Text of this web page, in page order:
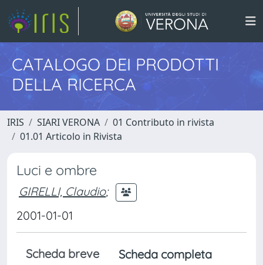
CATALOGO DEI PRODOTTI
DELLA RICERCA
IRIS SIARI VERONA
01 Contributo in rivista
01.01 Articolo in Rivista
Luci e ombre
GIRELLI, Claudio;
2001-01-01
Scheda breve
Scheda completa